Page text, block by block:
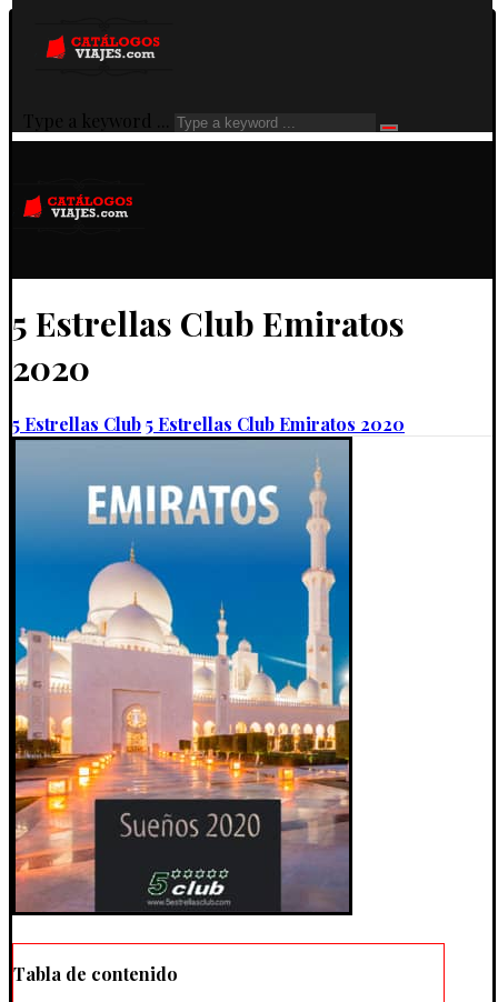
Type a keyword ...
5 Estrellas Club Emiratos
2020
5 Estrellas Club5 Estrellas Club Emiratos 2020
Tabla de contenido